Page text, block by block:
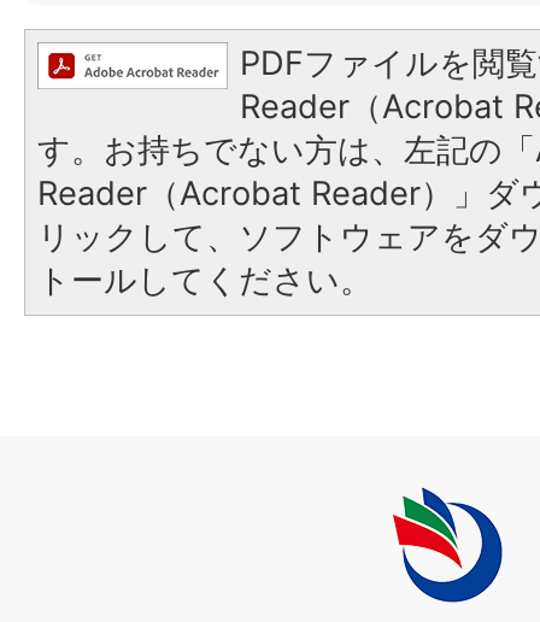
PDFファイルを閲
Reader（Acrobat
す。お持ちでない方は、左記の
Reader（Acrobat Reader）」ダ
リックして、ソフトウェアをダ
トールしてください。